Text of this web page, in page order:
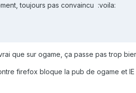
toujours pas convaincu :voila:
que sur ogame, ça passe pas trop
firefox bloque la pub de ogame et IE